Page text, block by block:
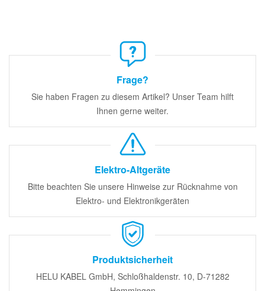
Frage?
Sie haben Fragen zu diesem Artikel? Unser Team hilft
Ihnen gerne weiter.
Elektro-Altgeräte
Bitte beachten Sie unsere Hinweise zur Rücknahme von
Elektro- und Elektronikgeräten
Produktsicherheit
HELU KABEL GmbH, Schloßhaldenstr. 10, D-71282